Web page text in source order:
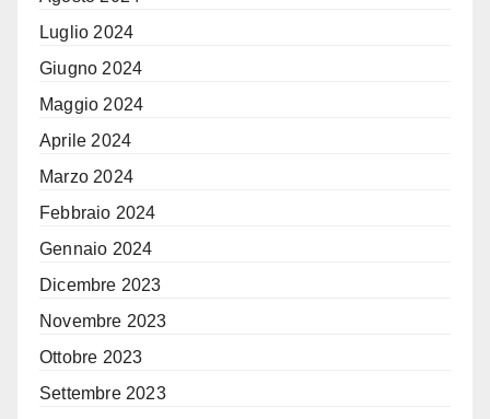
Luglio 2024
Giugno 2024
Maggio 2024
Aprile 2024
Marzo 2024
Febbraio 2024
Gennaio 2024
Dicembre 2023
Novembre 2023
Ottobre 2023
Settembre 2023